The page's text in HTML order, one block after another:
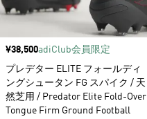
価格
¥38,500adiClub会員限定
プレデター ELITE フォールディ
ングシュータン FG スパイク / 天
然芝用 / Predator Elite Fold-Over
Tongue Firm Ground Football